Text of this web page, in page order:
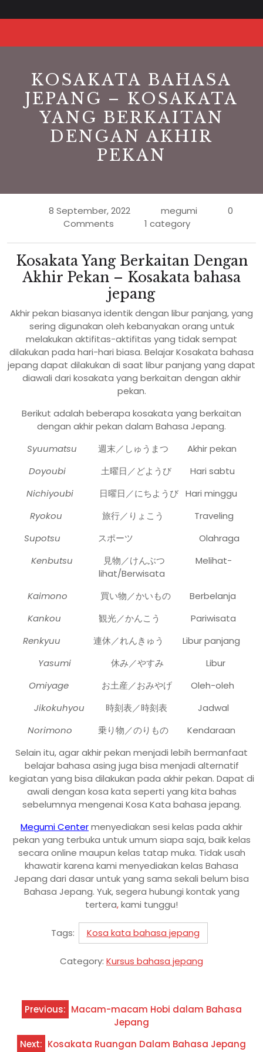
to
KOSAKATA BAHASA
JEPANG – KOSAKATA
YANG BERKAITAN
DENGAN AKHIR
PEKAN
8 September, 2022 megumi
0
Comments
1 category
Kosakata Yang Berkaitan Dengan
Akhir Pekan – Kosakata bahasa
jepang
Akhir pekan biasanya identik dengan libur panjang, yang
sering digunakan oleh kebanyakan orang untuk
melakukan aktifitas-aktifitas yang tidak sempat
dilakukan pada hari-hari biasa. Belajar Kosakata bahasa
jepang dapat dilakukan di saat libur panjang yang dapat
diawali dari kosakata yang berkaitan dengan akhir
pekan.
Berikut adalah beberapa kosakata yang berkaitan
dengan akhir pekan dalam Bahasa Jepang.
Syuumatsu 週末／しゅうまつ Akhir pekan
Doyoubi土曜日／どようび Hari sabtu
Nichiyoubi
日曜日／にちようび Hari minggu
Ryokou 旅行／りょこう Traveling
Supotsu スポーツ Olahraga
Kenbutsu
見物／けんぶつ Melihat-
lihat/Berwisata
Kaimono 買い物／かいもの Berbelanja
Kankou 観光／かんこう Pariwisata
Renkyuu 連休／れんきゅう Libur panjang
Yasumi 休み／やすみ Libur
Omiyage お土産／おみやげ Oleh-oleh
Jikokuhyou 時刻表／時刻表 Jadwal
Norimono 乗り物／のりもの Kendaraan
Selain itu, agar akhir pekan menjadi lebih bermanfaat
belajar bahasa asing juga bisa menjadi alternatif
kegiatan yang bisa dilakukan pada akhir pekan. Dapat di
awali dengan kosa kata seperti yang kita bahas
sebelumnya mengenai Kosa Kata bahasa jepang.
Megumi Centermenyediakan sesi kelas pada akhir
pekan yang terbuka untuk umum siapa saja, baik kelas
secara online maupun kelas tatap muka. Tidak usah
khawatir karena kami menyediakan kelas Bahasa
Jepang dari dasar untuk yang sama sekali belum bisa
Bahasa Jepang. Yuk, segera hubungi kontak yang
tertera,kami tunggu!
Tags: Kosa kata bahasa jepang
Category: Kursus bahasa jepang
Navigasi
pos
Previous: Macam-macam Hobi dalam Bahasa
Jepang
Next: Kosakata Ruangan Dalam Bahasa Jepang